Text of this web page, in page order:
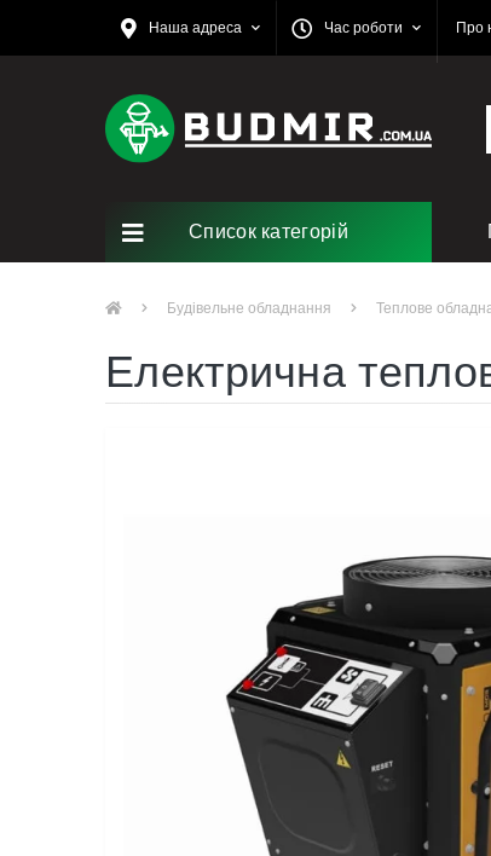
Наша адреса Час роботи Про
Список категорій
Будівельне обладнання Теплове
Електрична